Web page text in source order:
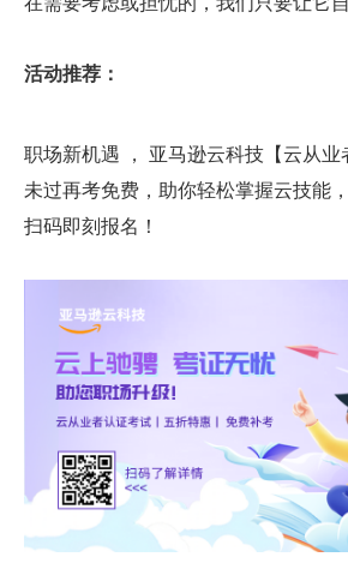
活动推荐：
职场新机遇 ， 亚马逊云科技【云从业
未过再考免费，助你轻松掌握云技能
扫码即刻报名！